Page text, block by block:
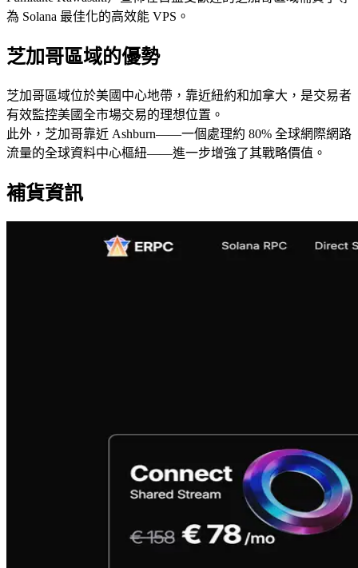
為 Solana 最佳化的高效能 VPS。
芝加哥區域的優勢
芝加哥區域位於美國中心地帶，靠近紐約和加拿大，是交易者
有效監控美國全市場交易的理想位置。
此外，芝加哥靠近 Ashburn——一個處理約 80% 全球網際網路
流量的全球資料中心樞紐——進一步增強了其戰略價值。
補貨資訊